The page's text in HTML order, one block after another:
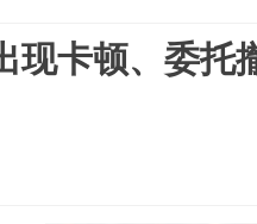
现卡顿、委托